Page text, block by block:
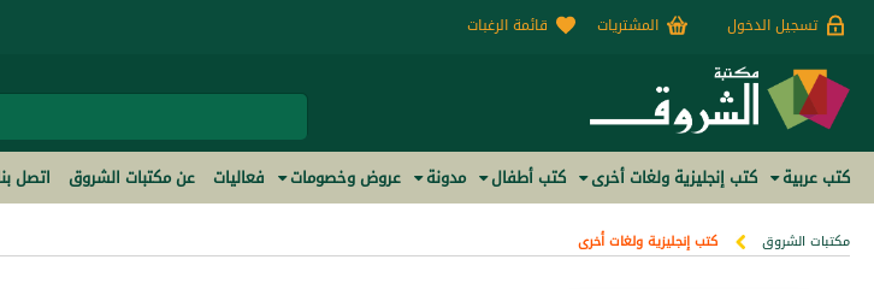
تسجيل الدخول المشتريات قائمة الرغبات
كتب عربية كتب إنجليزية ولغات أخرى كتب أطفال مدونة عروض وخصومات فعاليات عن مكتبات الشروق اتصل
مكتبات الشروق كتب إنجليزية ولغات أخرى